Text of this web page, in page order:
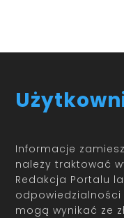
Informacje
należy traktować
Redakcja Portalu
odpowiedzialności
mogą wynikać ze